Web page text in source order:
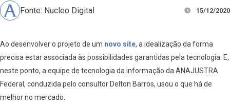
Fonte: Nucleo Digital 15/12/2020
Ao desenvolver o projeto de um novo site, a idealização da forma
precisa estar associada às possibilidades garantidas pela tecnologia. E,
neste ponto, a equipe de tecnologia da informação da ANAJUSTRA
Federal, conduzida pelo consultor Delton Barros, usou o que há de
melhor no mercado.